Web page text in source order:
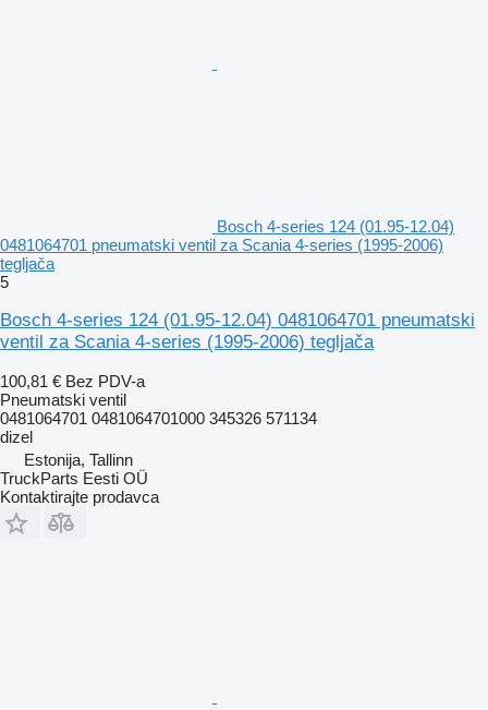
Bosch 4-series 124 (01.95-12.04)
0481064701 pneumatski ventil za Scania 4-series (1995-2006)
tegljača
5
Bosch 4-series 124 (01.95-12.04) 0481064701 pneumatski
ventil za Scania 4-series (1995-2006) tegljača
100,81 € Bez PDV-a
Pneumatski ventil
0481064701 0481064701000 345326 571134
dizel
Estonija, Tallinn
TruckParts Eesti OÜ
Kontaktirajte prodavca